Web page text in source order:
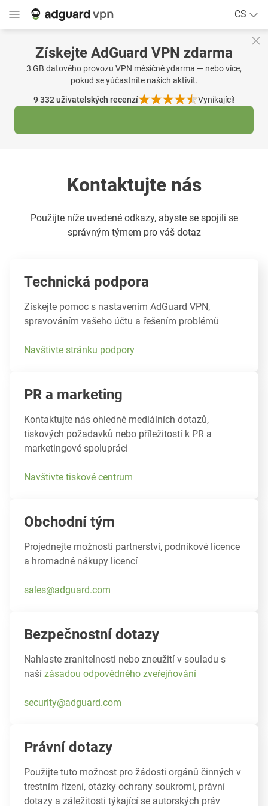
CS
Získejte AdGuard VPN zdarma
3 GB datového provozu VPN měsíčně ydarma — nebo více,
pokud se yúčastníte našich aktivit.
9 332uživatelských recenzí Vynikající!
Kontaktujte nás
Použijte níže uvedené odkazy, abyste se spojili se
správným týmem pro váš dotaz
Technická podpora
Získejte pomoc s nastavením AdGuard VPN,
spravováním vašeho účtu a řešením problémů
Navštivte stránku podpory
PR a marketing
Kontaktujte nás ohledně mediálních dotazů,
tiskových požadavků nebo příležitostí k PR a
marketingové spolupráci
Navštivte tiskové centrum
Obchodní tým
Projednejte možnosti partnerství, podnikové licence
a hromadné nákupy licencí
sales@adguard.com
Bezpečnostní dotazy
Nahlaste zranitelnosti nebo zneužití v souladu s
naší zásadou odpovědného zveřejňování
security@adguard.com
Právní dotazy
Použijte tuto možnost pro žádosti orgánů činných v
trestním řízení, otázky ochrany soukromí, právní
dotazy a záležitosti týkající se autorských práv